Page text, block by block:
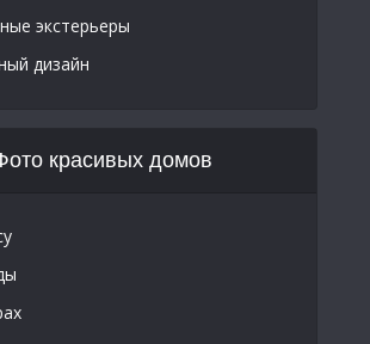
экстерьеры
дизайн
красивых домов